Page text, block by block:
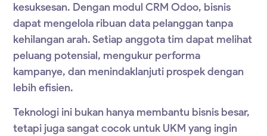
kesuksesan. Dengan modulCRM Odoo, bisnis
dapat mengelola ribuan data pelanggan tanpa
kehilangan arah. Setiap anggota tim dapat melihat
peluang potensial, mengukur performa
kampanye, dan menindaklanjuti prospek dengan
lebih efisien.
Teknologi ini bukan hanya membantu bisnis besar,
tetapi juga sangat cocok untuk UKM yang ingin